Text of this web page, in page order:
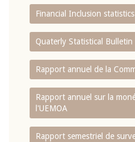
Financial Inclusion
Quaterly Statistical Bulletin
Rapport annuel de la
Rapport annuel sur la
l'UEMOA
Rapport semestriel de